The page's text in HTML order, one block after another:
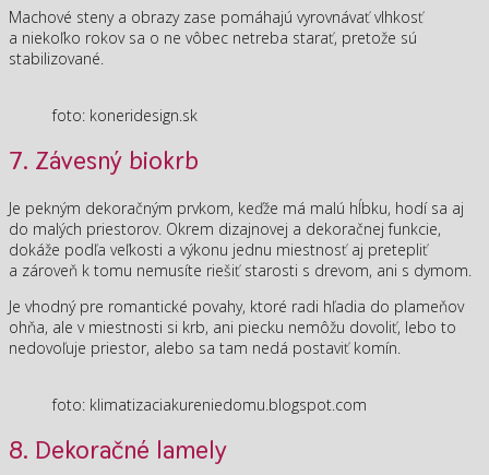
Machové steny a obrazy zase pomáhajú vyrovnávať vlhkosť
a niekoľko rokov sa o ne vôbec netreba starať, pretože sú
stabilizované.
foto: koneridesign.sk
7. Závesný biokrb
Je pekným dekoračným prvkom, keďže má malú hĺbku, hodí sa aj
do malých priestorov. Okrem dizajnovej a dekoračnej funkcie,
dokáže podľa veľkosti a výkonu jednu miestnosť aj pretepliť
a zároveň k tomu nemusíte riešiť starosti s drevom, ani s dymom.
Je vhodný pre romantické povahy, ktoré radi hľadia do plameňov
ohňa, ale v miestnosti si krb, ani piecku nemôžu dovoliť, lebo to
nedovoľuje priestor, alebo sa tam nedá postaviť komín.
foto: klimatizaciakureniedomu.blogspot.com
8. Dekoračné lamely